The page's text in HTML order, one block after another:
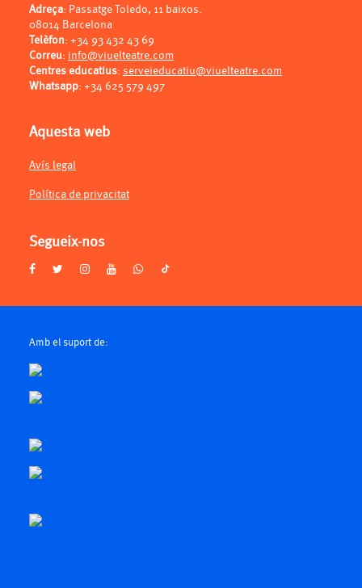
Adreça: Passatge Toledo, 11 baixos.
08014 Barcelona
Telèfon: +34 93 432 43 69
Correu: info@viuelteatre.com
Centres educatius: serveieducatiu@viuelteatre.com
Whatsapp: +34 625 579 497
Aquesta web
Avís legal
Política de privacitat
Segueix-nos
Amb el suport de: